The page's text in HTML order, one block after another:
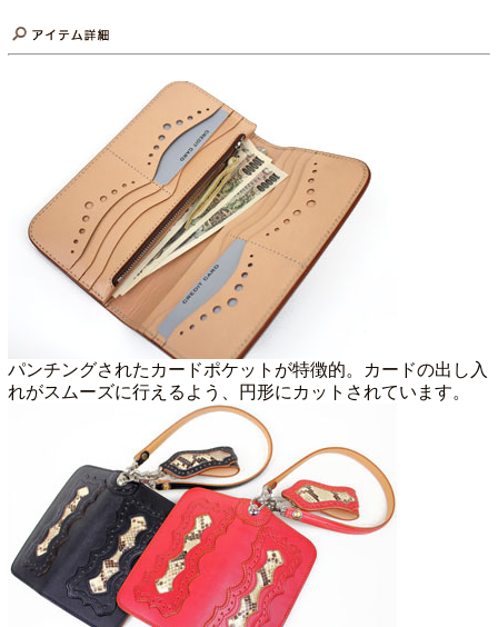
パンチングされたカードポケットが特徴的。カードの出し入
れがスムーズに行えるよう、円形にカットされています。